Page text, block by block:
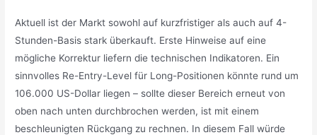
Aktuell ist der Markt sowohl auf kurzfristiger als auch auf 4-
Stunden-Basis stark überkauft. Erste Hinweise auf eine
mögliche Korrektur liefern die technischen Indikatoren. Ein
sinnvolles Re-Entry-Level für Long-Positionen könnte rund um
106.000 US-Dollar liegen – sollte dieser Bereich erneut von
oben nach unten durchbrochen werden, ist mit einem
beschleunigten Rückgang zu rechnen. In diesem Fall würde